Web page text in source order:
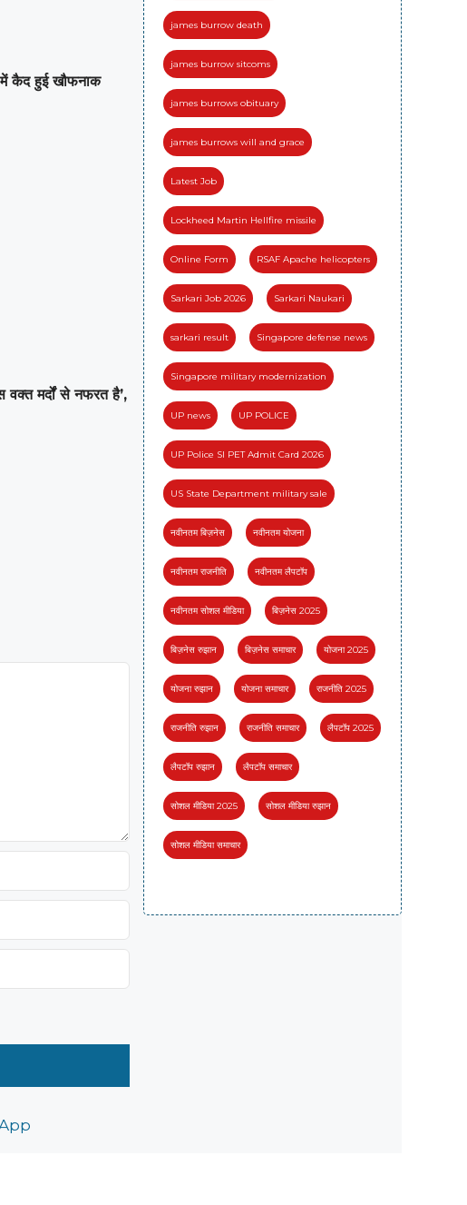
कैद हुई खौफनाक
मर्दों से नफरत है’,
james burrow death
james burrow sitcoms
james burrows obituary
james burrows will and grace
Latest Job
Lockheed Martin Hellfire missile
Online Form RSAF Apache helicopters
Sarkari Job 2026 Sarkari Naukari
sarkari result Singapore defense news
Singapore military modernization
UP news UP POLICE
UP Police SI PET Admit Card 2026
US State Department military sale
नवीनतम बिज़नेस नवीनतम योजना
नवीनतम राजनीति नवीनतम लैपटॉप
नवीनतम सोशल मीडिया बिज़नेस 2025
बिज़नेस रुझान बिज़नेस समाचार योजना 2025
योजना रुझान योजना समाचार राजनीति 2025
राजनीति रुझान राजनीति समाचार लैपटॉप 2025
लैपटॉप रुझान लैपटॉप समाचार
सोशल मीडिया 2025 सोशल मीडिया रुझान
सोशल मीडिया समाचार